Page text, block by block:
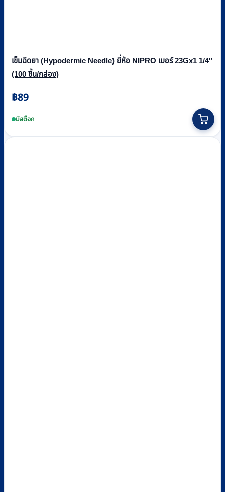
เข็มฉีดยา (Hypodermic Needle) ยี่ห้อ NIPRO เบอร์ 23Gx1 1/4″
(100 ชิ้น/กล่อง)
฿89
มีสต็อก